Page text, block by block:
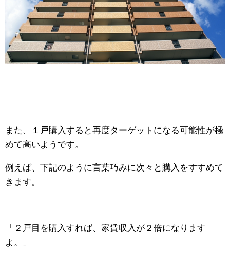
また、１戸購入すると再度ターゲットになる可能性が極
めて高いようです。
例えば、下記のように言葉巧みに次々と購入をすすめて
きます。
「２戸目を購入すれば、家賃収入が２倍になります
よ。」